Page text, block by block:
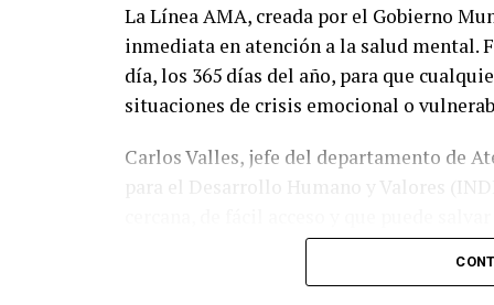
Durante el encuentro con medios, Susy
dirigencias y aseguró que participará con
cercanía: “Vamos a salir con todo el
que tiene claro cómo hacer las cosas bien”.
En tanto, Raúl Meraz reafirmó que su
lineamientos electorales, y que está listo
un futuro con visión, responsabilidad y
La Línea AMA, creada por el Gobierno
inmediata en atención a la salud mental.
día, los 365 días del año, para que
situaciones de crisis emocional o
Carlos Valles, jefe del departamento de
para el Desarrollo Humano y Valores
marcar 075 desde cualquier parte del